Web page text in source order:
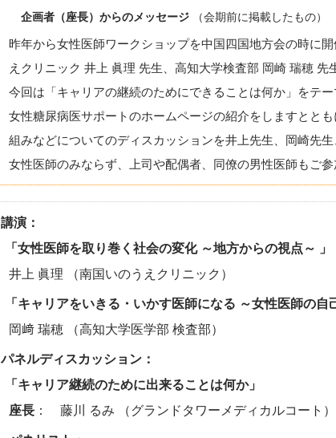
企画者（座長）からのメッセージ （会期前に掲載したもの）
昨年から女性医師ワークショップを中国四国地方会の時に
えクリニック 井上 眞理 先生、高知大学検査部 岡崎 瑞穂 先
今回は「キャリアの継続のためにできることは何か」をテ
女性糖尿病医サポートのホームページの紹介をしますとと
組みなどについてのディスカッションを井上先生、岡崎先
女性医師のみならず、上司や配偶者、同僚の男性医師もご参
講演：
「女性医師を取り巻く社会の変化 ～地方からの視点～ 」
井上 眞理 （南国いのうえクリニック）
「キャリアをいきる・いかす医師になる ～女性医師の自
岡﨑 瑞穂 （高知大学医学部 検査部）
パネルディスカッション：
「キャリア継続のために出来ることは何か」
座長 ： 藤川 るみ （グランドタワーメディカルコート）